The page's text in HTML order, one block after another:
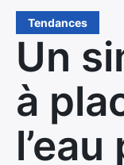
Tendances
Un
à